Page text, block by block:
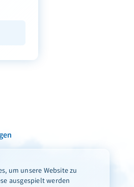
um unsere Website zu
ausgespielt werden